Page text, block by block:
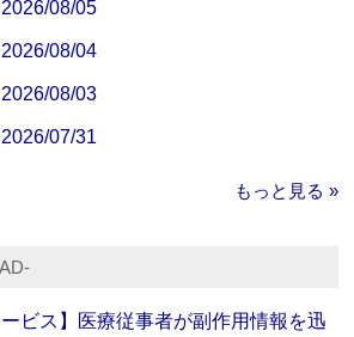
08/05
08/04
08/03
07/31
もっと見る »
ービス】医療従事者が副作用情報を迅